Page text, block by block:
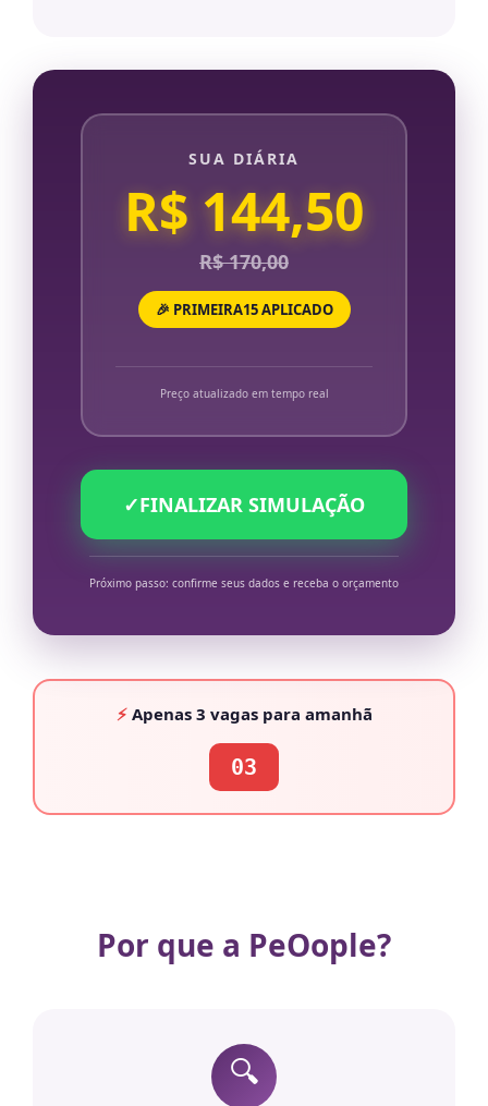
SUA DIÁRIA
R$ 144,50
R$ 170,00
🎉 PRIMEIRA15 APLICADO
Preço atualizado em tempo real
✓FINALIZAR SIMULAÇÃO
Próximo passo: confirme seus dados e receba o orçamento
⚡Apenas 3 vagaspara amanhã
03
Por que a PeOople?
🔍